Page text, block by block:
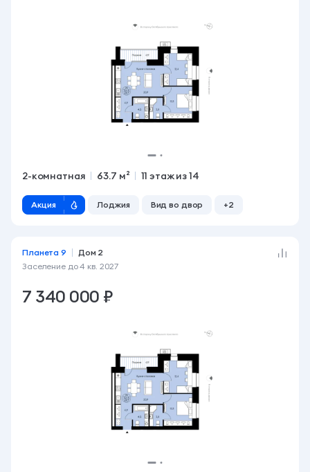
2-комнатная 63.7 м² 11 этаж из 14
Акция Лоджия Вид во двор +2
Планета 9
Дом 2
Заселение до4 кв. 2027
7 340 000 ₽